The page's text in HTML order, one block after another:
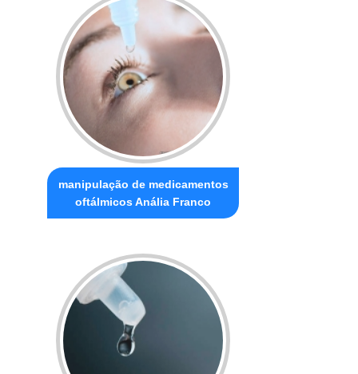
manipulação de medicamentos
oftálmicos Anália Franco